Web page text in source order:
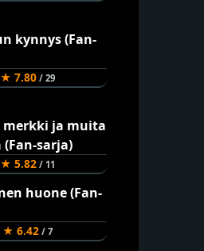
★ 7.80/ 29
★ 5.82/ 11
★ 6.42/ 7